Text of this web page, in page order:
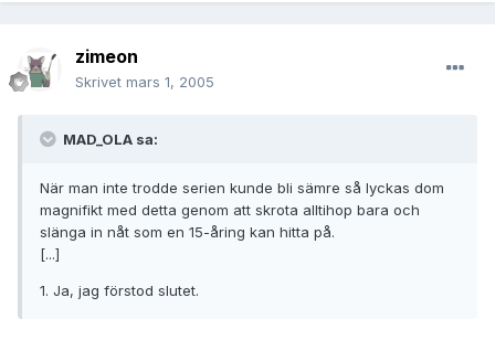
zimeon
Skrivet mars 1, 2005
MAD_OLA sa:
När man inte trodde serien kunde bli sämre så lyckas dom
magnifikt med detta genom att skrota alltihop bara och
slänga in nåt som en 15-åring kan hitta på.
[...]
1. Ja, jag förstod slutet.